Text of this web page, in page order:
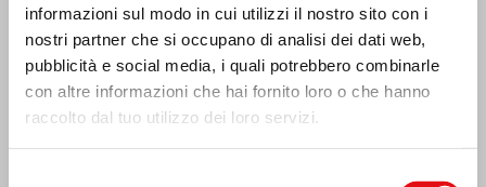
informazioni sul modo in cui utilizzi il nostro sito con i
nostri partner che si occupano di analisi dei dati web,
pubblicità e social media, i quali potrebbero combinarle
con altre informazioni che hai fornito loro o che hanno
raccolto dal tuo utilizzo dei loro servizi.